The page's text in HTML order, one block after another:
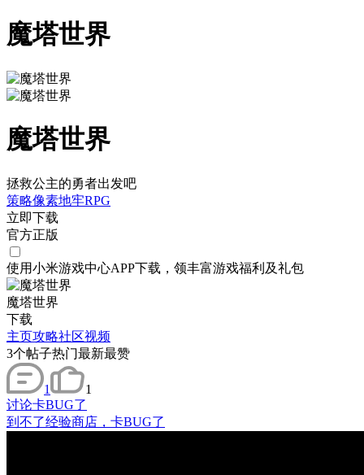
魔塔世界
魔塔世界
拯救公主的勇者出发吧
策略像素地牢RPG
立即下载
官方正版
使用小米游戏中心APP下载 ，领丰富游戏福利 及礼包
魔塔世界
下载
主页攻略社区视频
3个帖子热门最新最赞
1
1
讨论卡BUG了
到不了经验商店，卡BUG了